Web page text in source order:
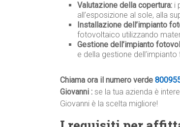
Valutazione della copertura: i
all’esposizione al sole, alla
Installazione dell’impianto
fotovoltaico utilizzando
Gestione dell’impianto
e della gestione
Chiama ora il numero verde
Giovanni : se la tua azienda è
Giovanni è la scelta migliore!